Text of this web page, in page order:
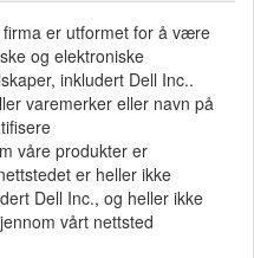
er utformet for å være
og elektroniske
inkludert Dell Inc..
varemerker eller navn på
våre produkter er
er heller ikke
Dell Inc., og heller ikke
vårt nettsted